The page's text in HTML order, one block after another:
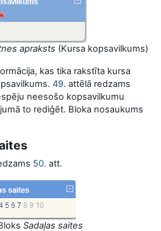
apraksts (Kursa kopsavilkums)
kas tika rakstīta kursa
49. attēlā redzams
neesošo kopsavilkumu
to rediģēt. Bloka nosaukums
50. att.
Sadaļas saites